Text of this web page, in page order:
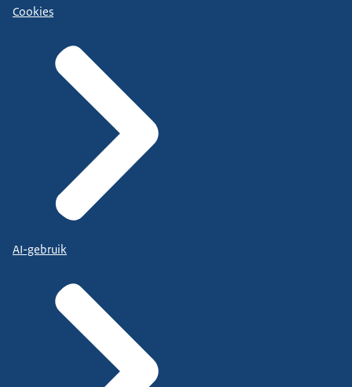
Cookies
AI-gebruik